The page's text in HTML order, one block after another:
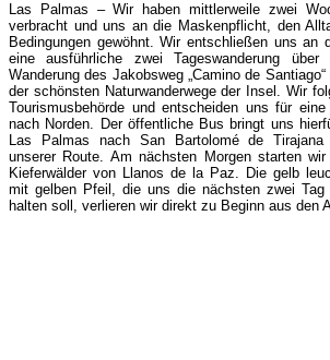
Las Palmas – Wir haben mittlerweile zwei
verbracht und uns an die Maskenpflicht, den
Bedingungen gewöhnt. Wir entschließen uns an
eine ausführliche zwei Tageswanderung
Wanderung des Jakobsweg „Camino de
der schönsten Naturwanderwege der Insel. Wir
Tourismusbehörde und entscheiden uns für
nach Norden. Der öffentliche Bus bringt uns
Las Palmas nach San Bartolomé de Tirajana
unserer Route. Am nächsten Morgen starten
Kieferwälder von Llanos de la Paz. Die gelb
mit gelben Pfeil, die uns die nächsten zwei
halten soll, verlieren wir direkt zu Beginn aus den